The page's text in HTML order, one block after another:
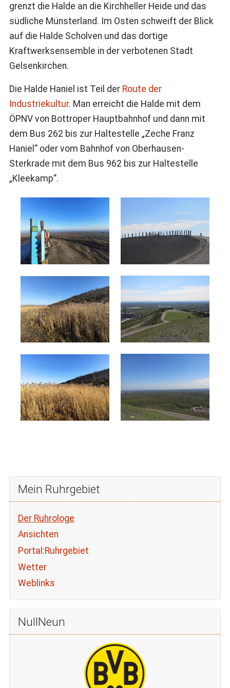
grenzt die Halde an die Kirchheller Heide und das
südliche Münsterland. Im Osten schweift der Blick
auf die Halde Scholven und das dortige
Kraftwerksensemble in der verbotenen Stadt
Gelsenkirchen.
Die Halde Haniel ist Teil der Route der
Industriekultur. Man erreicht die Halde mit dem
ÖPNV von Bottroper Hauptbahnhof und dann mit
dem Bus 262 bis zur Haltestelle „Zeche Franz
Haniel“ oder vom Bahnhof von Oberhausen-
Sterkrade mit dem Bus 962 bis zur Haltestelle
„Kleekamp“.
Mein Ruhrgebiet
Der Ruhrologe
Ansichten
Portal:Ruhrgebiet
Wetter
Weblinks
NullNeun